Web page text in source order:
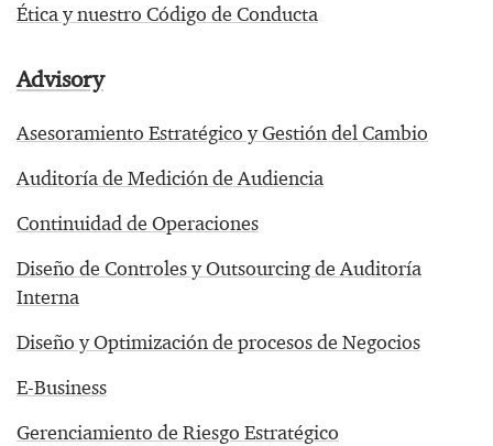
Ética y nuestro Código de Conducta
Advisory
Asesoramiento Estratégico y Gestión del Cambio
Auditoría de Medición de Audiencia
Continuidad de Operaciones
Diseño de Controles y Outsourcing de Auditoría
Interna
Diseño y Optimización de procesos de Negocios
E-Business
Gerenciamiento de Riesgo Estratégico